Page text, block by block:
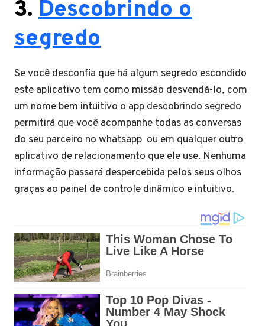
3. Descobrindo o
segredo
Se você desconfia que há algum segredo escondido
este aplicativo tem como missão desvendá-lo, com
um nome bem intuitivo o app descobrindo segredo
permitirá que você acompanhe todas as conversas
do seu parceiro no whatsapp ou em qualquer outro
aplicativo de relacionamento que ele use. Nenhuma
informação passará despercebida pelos seus olhos
graças ao painel de controle dinâmico e intuitivo.